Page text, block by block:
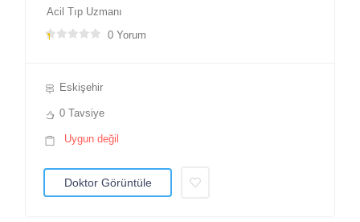
Acil Tıp Uzmanı
0 Yorum
Eskişehir
0 Tavsiye
Uygun değil
Doktor Görüntüle